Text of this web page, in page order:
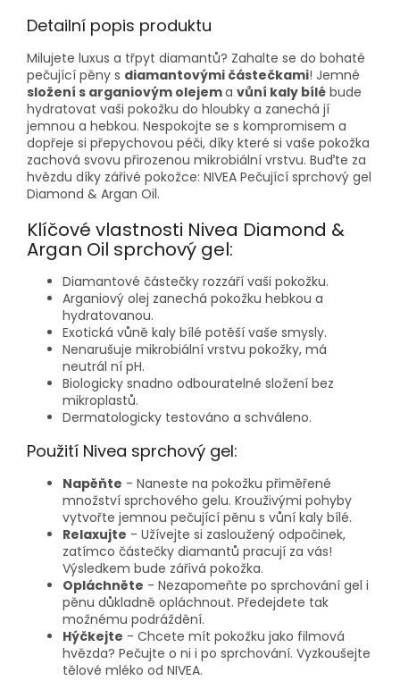
Detailní popis produktu
Milujete luxus a třpyt diamantů? Zahalte se do bohaté
pečující pěny s diamantovými částečkami! Jemné
složení s arganiovým olejema vůní kaly bílé bude
hydratovat vaši pokožku do hloubky a zanechá jí
jemnou a hebkou. Nespokojte se s kompromisem a
dopřeje si přepychovou péči, díky které si vaše pokožka
zachová svovu přirozenou mikrobiální vrstvu. Buďte za
hvězdu díky zářivé pokožce: NIVEA Pečující sprchový gel
Diamond & Argan Oil.
Klíčové vlastnosti Nivea Diamond &
Argan Oil sprchový gel:
Diamantové částečky rozzáří vaši pokožku.
Arganiový olej zanechá pokožku hebkou a
hydratovanou.
Exotická vůně kaly bílé potěší vaše smysly.
Nenarušuje mikrobiální vrstvu pokožky, má
neutrál ní pH.
Biologicky snadno odbouratelné složení bez
mikroplastů.
Dermatologicky testováno a schváleno.
Použití Nivea sprchový gel:
Napěňte - Naneste na pokožku přiměřené
množství sprchového gelu. Krouživými pohyby
vytvořte jemnou pečující pěnu s vůní kaly bílé.
Relaxujte - Užívejte si zasloužený odpočinek,
zatímco částečky diamantů pracují za vás!
Výsledkem bude zářivá pokožka.
Opláchněte - Nezapomeňte po sprchování gel i
pěnu důkladně opláchnout. Předejdete tak
možnému podráždění.
Hýčkejte - Chcete mít pokožku jako filmová
hvězda? Pečujte o ni i po sprchování. Vyzkoušejte
tělové mléko od NIVEA.